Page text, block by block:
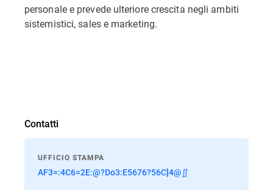
personale e prevede ulteriore crescita negli ambiti
sistemistici, sales e marketing.
Contatti
UFFICIO STAMPA
AF3=:4C6=2E:@?Do3:E5676?56C]4@∬